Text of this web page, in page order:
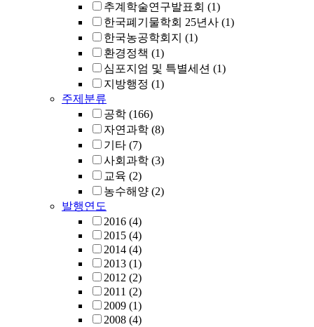
추계학술연구발표회 (1)
한국폐기물학회 25년사 (1)
한국농공학회지 (1)
환경정책 (1)
심포지엄 및 특별세션 (1)
지방행정 (1)
주제분류
공학 (166)
자연과학 (8)
기타 (7)
사회과학 (3)
교육 (2)
농수해양 (2)
발행연도
2016 (4)
2015 (4)
2014 (4)
2013 (1)
2012 (2)
2011 (2)
2009 (1)
2008 (4)